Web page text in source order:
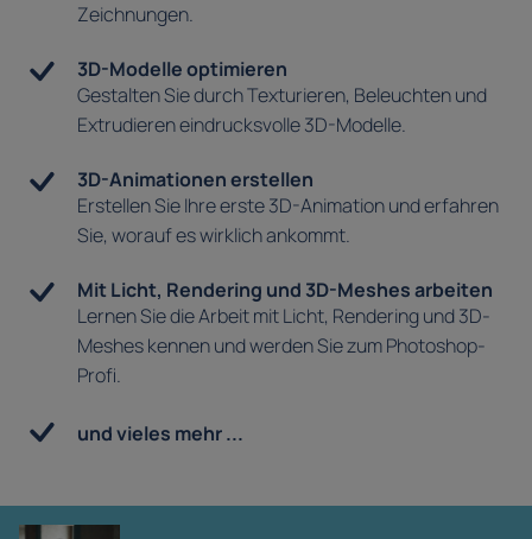
Zeichnungen.
3D-Modelle optimieren
Gestalten Sie durch Texturieren, Beleuchten und
Extrudieren eindrucksvolle 3D-Modelle.
3D-Animationen erstellen
Erstellen Sie Ihre erste 3D-Animation und erfahren
Sie, worauf es wirklich ankommt.
Mit Licht, Rendering und 3D-Meshes arbeiten
Lernen Sie die Arbeit mit Licht, Rendering und 3D-
Meshes kennen und werden Sie zum Photoshop-
Profi.
und vieles mehr ...